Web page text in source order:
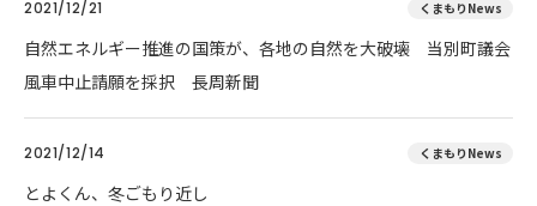
2021/12/21 くまもりNews
自然エネルギー推進の国策が、各地の自然を大破壊 当別町議会
風車中止請願を採択 長周新聞
2021/12/14 くまもりNews
とよくん、冬ごもり近し